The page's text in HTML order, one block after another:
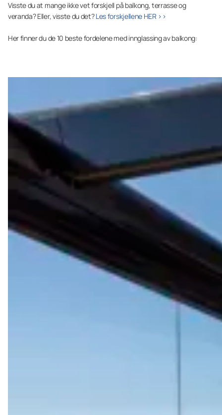
Visste du at mange ikke vet forskjell på balkong, terrasse og
veranda? Eller, visste du det?Les forskjellene HER >>
Her finner du de 10 beste fordelene med innglassing av balkong: